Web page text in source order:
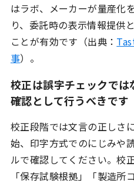
ホーム
サービス
-Chef AI α版
-キャスティング
-コンサルティング
-マーケティング
はラボ、メーカーが量産化
り、委託時の表示情報提供
ことが有効です（出典：
事）。
校正は誤字チェックで
確認として行うべきです
校正段階では文言の正しさ
始、印字方式でのにじみや
ルで確認してください。校
「保存試験根拠」「製造所